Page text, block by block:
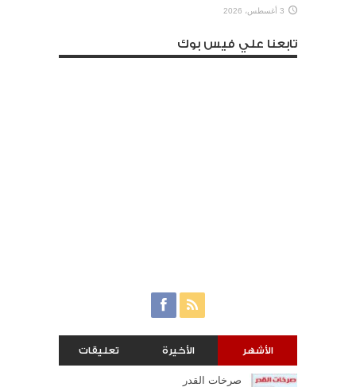
3 أغسطس، 2026
تابعنا علي فيس بوك
الأشهر الأخيرة تعليقات
صرخات القدر